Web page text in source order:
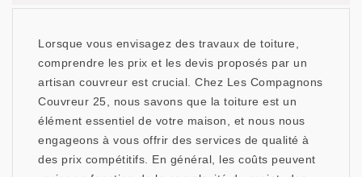
Lorsque vous envisagez des travaux de toiture,
comprendre les prix et les devis proposés par un
artisan couvreur est crucial. Chez Les Compagnons
Couvreur 25, nous savons que la toiture est un
élément essentiel de votre maison, et nous nous
engageons à vous offrir des services de qualité à
des prix compétitifs. En général, les coûts peuvent